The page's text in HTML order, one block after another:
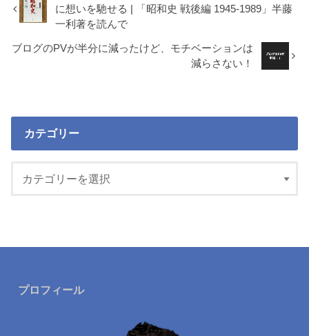
に想いを馳せる | 「昭和史 戦後編 1945-1989」半藤
一利著を読んで
ブログのPVが半分に減ったけど、モチベーションは
減らさない！
カテゴリー
プロフィール